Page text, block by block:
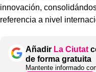
innovación,
referencia a nivel
Añadir La Ciutat
de forma gratuita
Mantente informado